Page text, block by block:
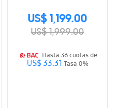
US$ 1,199.00
US$ 1,999.00
Hasta 36 cuotas de
US$ 33.31 Tasa 0%